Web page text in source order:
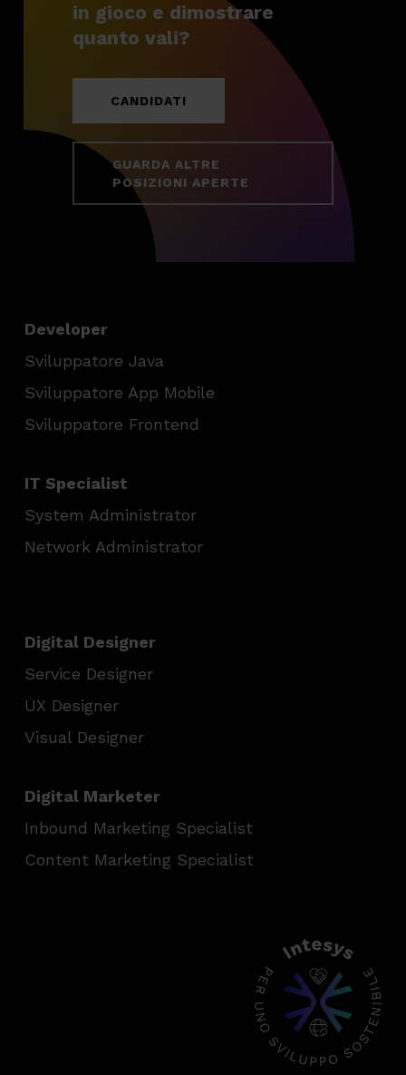
in gioco e dimostrare
quanto vali?
CANDIDATI
GUARDA ALTRE
POSIZIONI APERTE
Developer
Sviluppatore Java
Sviluppatore App Mobile
Sviluppatore Frontend
IT Specialist
System Administrator
Network Administrator
Digital Designer
Service Designer
UX Designer
Visual Designer
Digital Marketer
Inbound Marketing Specialist
Content Marketing Specialist